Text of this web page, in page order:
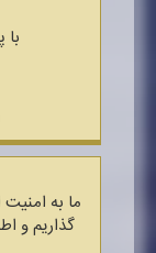
ما به
گذاریم و